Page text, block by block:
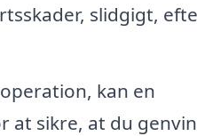
slidgigt,
kan en
at sikre, at du